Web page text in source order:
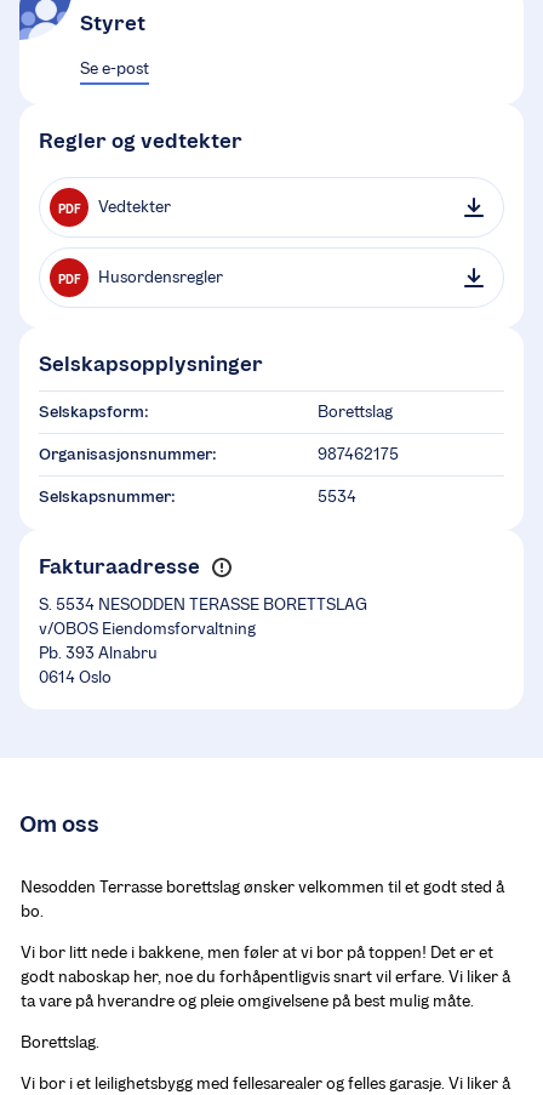
Styret
Se e-post
Regler og vedtekter
PDF Vedtekter
PDF Husordensregler
Selskapsopplysninger
Selskapsform: Borettslag
Organisasjonsnummer: 987462175
Selskapsnummer: 5534
Fakturaadresse
S. 5534 NESODDEN TERASSE BORETTSLAG
v/OBOS Eiendomsforvaltning
Pb. 393 Alnabru
0614 Oslo
Om oss
Nesodden Terrasse borettslag ønsker velkommen til et godt sted å
bo.
Vi bor litt nede i bakkene, men føler at vi bor på toppen! Det er et
godt naboskap her, noe du forhåpentligvis snart vil erfare. Vi liker å
ta vare på hverandre og pleie omgivelsene på best mulig måte.
Borettslag.
Vi bor i et leilighetsbygg med fellesarealer og felles garasje. Vi liker å